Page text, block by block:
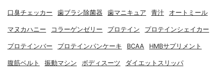
口臭チェッカー 歯ブラシ除菌器 歯マニキュア 青汁 オートミール
マヌカハニー コラーゲンゼリー プロテイン プロテインシェイカー
プロテインバー プロテインパンケーキ BCAA HMBサプリメント
腹筋ベルト 振動マシン ボディスーツ ダイエットスリッパ